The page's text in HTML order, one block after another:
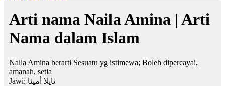
Arti nama Naila Amina | Arti
Nama dalam Islam
Naila Amina berarti Sesuatu yg istimewa; Boleh dipercayai,
amanah, setia
Jawi: نايلا أمينا